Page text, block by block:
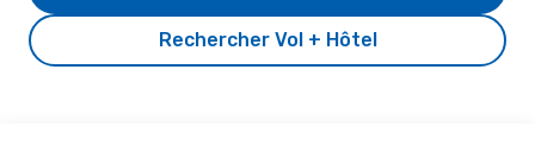
Rechercher Vol + Hôtel